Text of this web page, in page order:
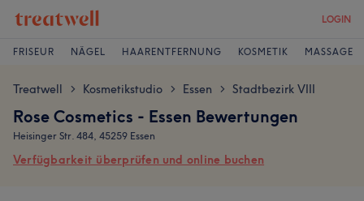
LOGIN
FRISEUR NÄGEL HAARENTFERNUNG KOSMETIK MASSAGE
Treatwell > Kosmetikstudio > Essen > Stadtbezirk VIII
Rose Cosmetics - Essen Bewertungen
Heisinger Str. 484, 45259 Essen
Verfügbarkeit überprüfen und online buchen